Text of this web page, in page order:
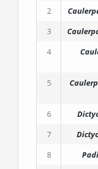
2
3
4
5
6
7
8